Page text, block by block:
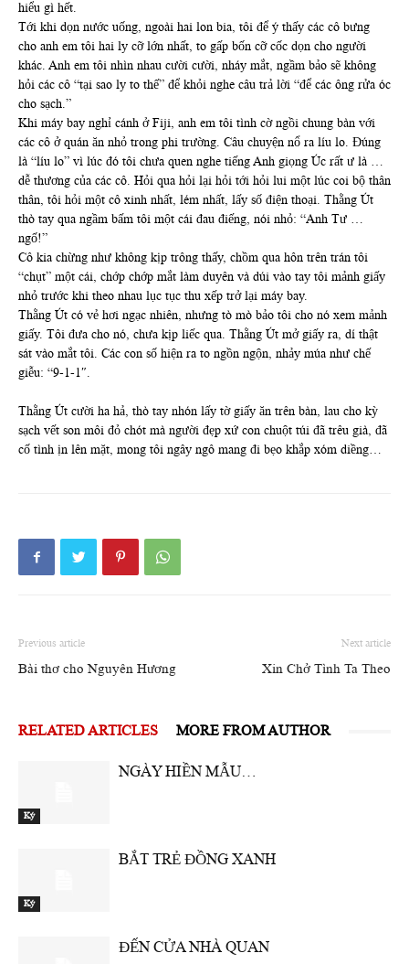
hiểu gì hết.
Tới khi dọn nước uống, ngoài hai lon bia, tôi để ý thấy các cô bưng
cho anh em tôi hai ly cỡ lớn nhất, to gấp bốn cỡ cốc dọn cho người
khác. Anh em tôi nhìn nhau cười cười, nháy mắt, ngầm bảo sẽ không
hỏi các cô “tại sao ly to thế” để khỏi nghe câu trả lời “để các ông rửa óc
cho sạch.”
Khi máy bay nghỉ cánh ở Fiji, anh em tôi tình cờ ngồi chung bàn với
các cô ở quán ăn nhỏ trong phi trường. Câu chuyện nổ ra líu lo. Đúng
là “líu lo” vì lúc đó tôi chưa quen nghe tiếng Anh giọng Úc rất ư là …
dễ thương của các cô. Hỏi qua hỏi lại hỏi tới hỏi lui một lúc coi bộ thân
thân, tôi hỏi một cô xinh nhất, lém nhất, lấy số điện thoại. Thằng Út
thò tay qua ngầm bấm tôi một cái đau điếng, nói nhỏ: “Anh Tư …
ngố!”
Cô kia chừng như không kịp trông thấy, chồm qua hôn trên trán tôi
“chụt” một cái, chớp chớp mắt làm duyên và dúi vào tay tôi mảnh giấy
nhỏ trước khi theo nhau lục tục thu xếp trở lại máy bay.
Thằng Út có vẻ hơi ngạc nhiên, nhưng tò mò bảo tôi cho nó xem mảnh
giấy. Tôi đưa cho nó, chưa kịp liếc qua. Thằng Út mở giấy ra, dí thật
sát vào mắt tôi. Các con số hiện ra to ngồn ngộn, nhảy múa như chế
giễu: “9-1-1″.
Thằng Út cười ha hả, thò tay nhón lấy tờ giấy ăn trên bàn, lau cho kỳ
sạch vết son môi đỏ chót mà người đẹp xứ con chuột túi đã trêu già, đã
cố tình ịn lên mặt, mong tôi ngây ngô mang đi bẹo khắp xóm diềng…
Previous article
Bài thơ cho Nguyên Hương
Next article
Xin Chở Tình Ta Theo
RELATED ARTICLES MORE FROM AUTHOR
Ký
NGÀY HIỀN MẪU…
Ký
BẮT TRẺ ĐỒNG XANH
ĐẾN CỬA NHÀ QUAN